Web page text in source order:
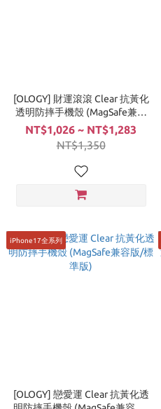
[OLOGY] 財運滾滾 Clear 抗黃化
透明防摔手機殼 (MagSafe兼容
版/標準版)
NT$1,026 ~ NT$1,283
NT$1,350
iPhone17全系列
[OLOGY] 戀愛運 Clear 抗黃化透